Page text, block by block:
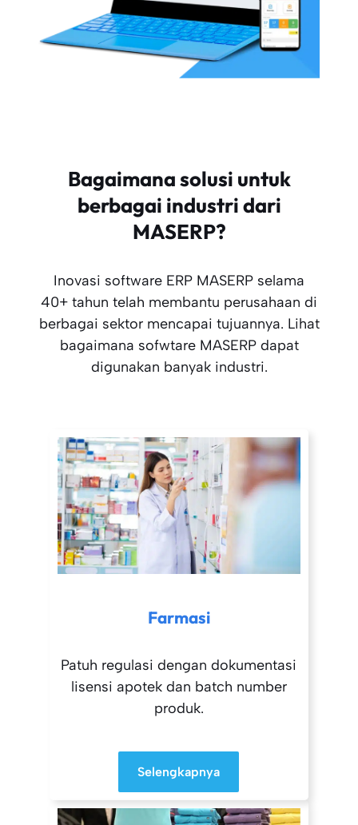
Bagaimana solusi untuk
berbagai industri dari
MASERP?
Inovasi software ERP MASERP selama
40+ tahun telah membantu perusahaan di
berbagai sektor mencapai tujuannya. Lihat
bagaimana sofwtare MASERP dapat
digunakan banyak industri.
Farmasi
Patuh regulasi dengan dokumentasi
lisensi apotek dan batch number
produk.
Selengkapnya